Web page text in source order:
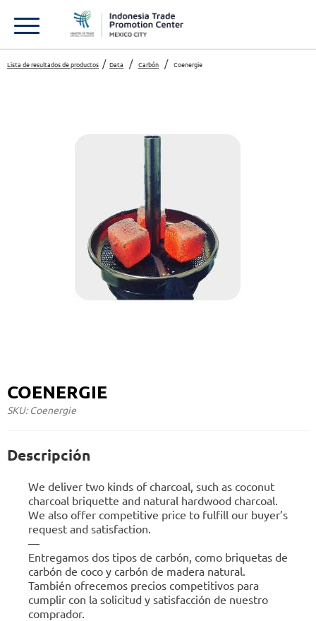
Lista de resultados de productos Data Carbón Coenergie
COENERGIE
SKU: Coenergie
Descripción
We deliver two kinds of charcoal, such as coconut
charcoal briquette and natural hardwood charcoal.
We also offer competitive price to fulfill our buyer’s
request and satisfaction.
—
Entregamos dos tipos de carbón, como briquetas de
carbón de coco y carbón de madera natural.
También ofrecemos precios competitivos para
cumplir con la solicitud y satisfacción de nuestro
comprador.